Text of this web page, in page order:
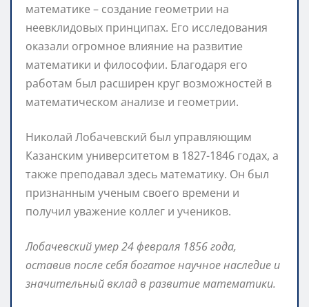
математике – создание геометрии на
неевклидовых принципах. Его исследования
оказали огромное влияние на развитие
математики и философии. Благодаря его
работам был расширен круг возможностей в
математическом анализе и геометрии.
Николай Лобачевский был управляющим
Казанским университетом в 1827-1846 годах, а
также преподавал здесь математику. Он был
признанным ученым своего времени и
получил уважение коллег и учеников.
Лобачевский умер 24 февраля 1856 года,
оставив после себя богатое научное наследие и
значительный вклад в развитие математики.